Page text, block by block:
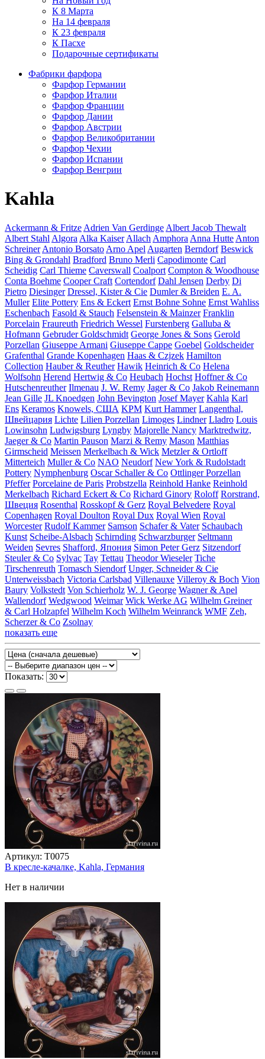
К 8 Марта
На 14 февраля
К 23 февраля
К Пасхе
Подарочные сертификаты
Фабрики фарфора
Фарфор Германии
Фарфор Италии
Фарфор Франции
Фарфор Дании
Фарфор Австрии
Фарфор Великобритании
Фарфор Чехии
Фарфор Испании
Фарфор Венгрии
Kahla
Ackermann & Fritze Adrien Van Gerdinge Albert Jacob Thewalt
Albert Stahl Algora Alka Kaiser Allach Amphora Anna Hutte Anton
Schreiner Antonio Borsato Arno Apel Augarten Berndorf Beswick
Bing & Grondahl Bradford Bruno Merli Capodimonte Carl
Scheidig Carl Thieme Caverswall Coalport Compton & Woodhouse
Conta Boehme Cooper Craft Cortendorf Dahl Jensen Derby Di
Pietro Diesinger Dressel, Kister & Cie Dumler & Breiden E. A.
Muller Elite Pottery Ens & Eckert Ernst Bohne Sohne Ernst Wahliss
Eschenbach Fasold & Stauch Felsenstein & Mainzer Franklin
Porcelain Fraureuth Friedrich Wessel Furstenberg Galluba &
Hofmann Gebruder Goldschmidt George Jones & Sons Gerold
Porzellan Giuseppe Armani Giuseppe Cappe Goebel Goldscheider
Grafenthal Grande Kopenhagen Haas & Czjzek Hamilton
Collection Hauber & Reuther Hawik Heinrich & Co Helena
Wolfsohn Herend Hertwig & Co Heubach Hochst Hoffner & Co
Hutschenreuther Ilmenau J. W. Remy Jager & Co Jakob Reinemann
Jean Gille JL Knoedgen John Bevington Josef Mayer Kahla Karl
Ens Keramos Knowels, США KPM Kurt Hammer Langenthal,
Швейцария Lichte Lilien Porzellan Limoges Lindner Lladro Louis
Lowinsohn Ludwigsburg Lyngby Majorelle Nancy Marktredwitz,
Jaeger & Co Martin Pauson Marzi & Remy Mason Matthias
Girmscheid Meissen Merkelbach & Wick Metzler & Ortloff
Mitterteich Muller & Co NAO Neudorf New York & Rudolstadt
Pottery Nymphenburg Oscar Schaller & Co Ottlinger Porzellan
Pfeffer Porcelaine de Paris Probstzella Reinhold Hanke Reinhold
Merkelbach Richard Eckert & Co Richard Ginory Roloff Rorstrand,
Швеция Rosenthal Rosskopf & Gerz Royal Belvedere Royal
Copenhagen Royal Doulton Royal Dux Royal Wien Royal
Worcester Rudolf Kammer Samson Schafer & Vater Schaubach
Kunst Scheibe-Alsbach Schirnding Schwarzburger Seltmann
Weiden Sevres Shafford, Япония Simon Peter Gerz Sitzendorf
Steuler & Co Sylvac Tay Tettau Theodor Wieseler Tiche
Tirschenreuth Tomasch Siendorf Unger, Schneider & Cie
Unterweissbach Victoria Carlsbad Villenauxe Villeroy & Boch Vion
Baury Volkstedt Von Schierholz W. J. George Wagner & Apel
Wallendorf Wedgwood Weimar Wick Werke AG Wilhelm Greiner
& Carl Holzapfel Wilhelm Koch Wilhelm Weinranck WMF Zeh,
Scherzer & Co Zsolnay
показать еще
Показать:
Артикул: T0075
В кресле-качалке, Kahla, Германия
Нет в наличии